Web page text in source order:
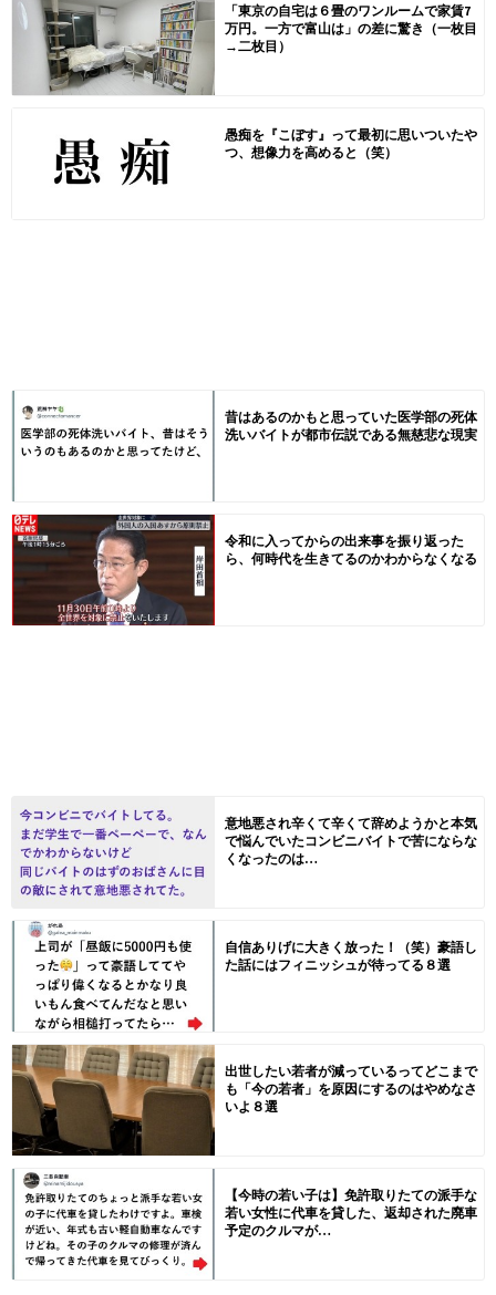
「東京の自宅は６畳のワンルームで家賃7
万円。一方で富山は」の差に驚き（一枚目
→二枚目）
愚痴を『こぼす』って最初に思いついたや
つ、想像力を高めると（笑）
昔はあるのかもと思っていた医学部の死体
洗いバイトが都市伝説である無慈悲な現実
令和に入ってからの出来事を振り返った
ら、何時代を生きてるのかわからなくなる
意地悪され辛くて辛くて辞めようかと本気
で悩んでいたコンビニバイトで苦にならな
くなったのは…
自信ありげに大きく放った！（笑）豪語し
た話にはフィニッシュが待ってる８選
出世したい若者が減っているってどこまで
も「今の若者」を原因にするのはやめなさ
いよ８選
【今時の若い子は】免許取りたての派手な
若い女性に代車を貸した、返却された廃車
予定のクルマが…